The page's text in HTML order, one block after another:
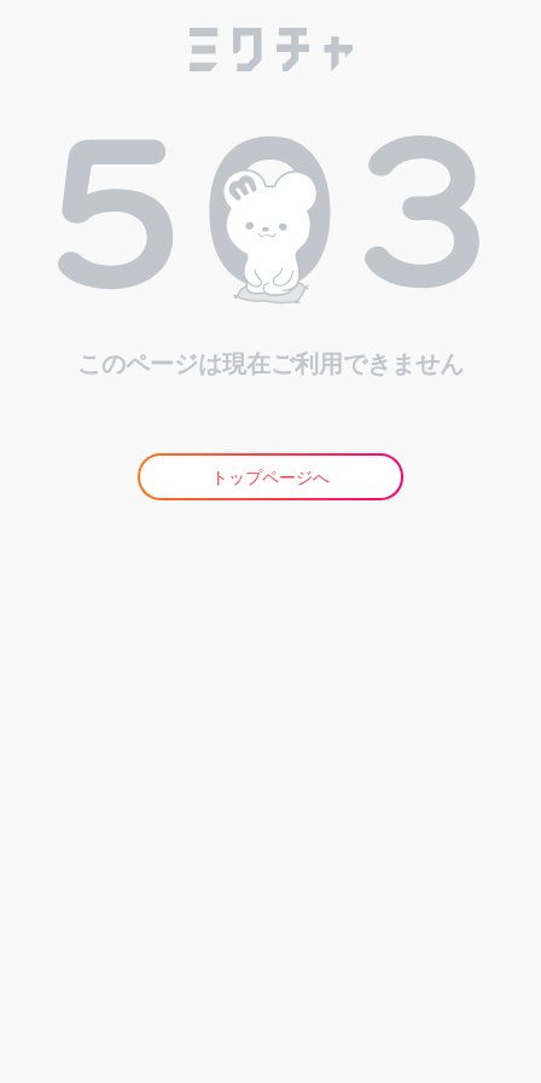
このページは現在ご利用できません